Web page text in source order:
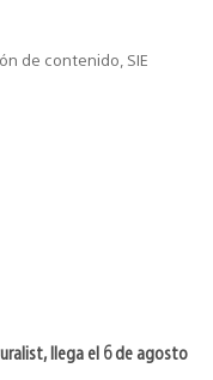
de contenido, SIE
llega el 6 de agosto